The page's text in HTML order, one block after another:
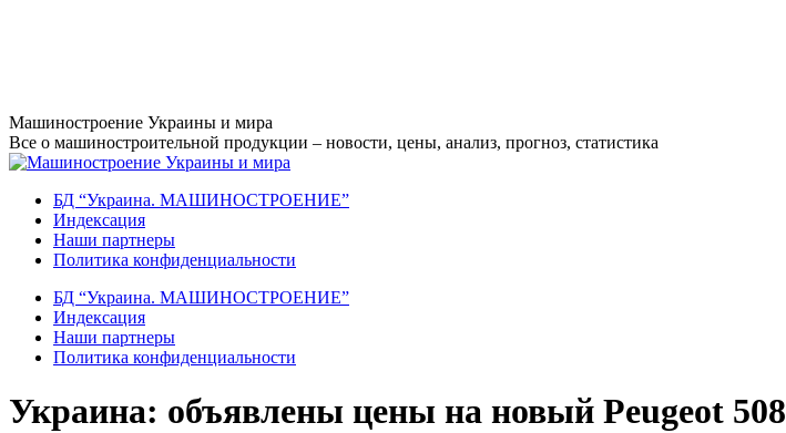
Перейти
к
содержанию
Машиностроение Украины и мира
Все о машиностроительной продукции – новости, цены, анализ, прогноз, статистика
БД “Украина. МАШИНОСТРОЕНИЕ”
Индекcация
Наши партнеры
Политика конфиденциальности
БД “Украина. МАШИНОСТРОЕНИЕ”
Индекcация
Наши партнеры
Политика конфиденциальности
Украина: объявлены цены на новый Peugeot 508